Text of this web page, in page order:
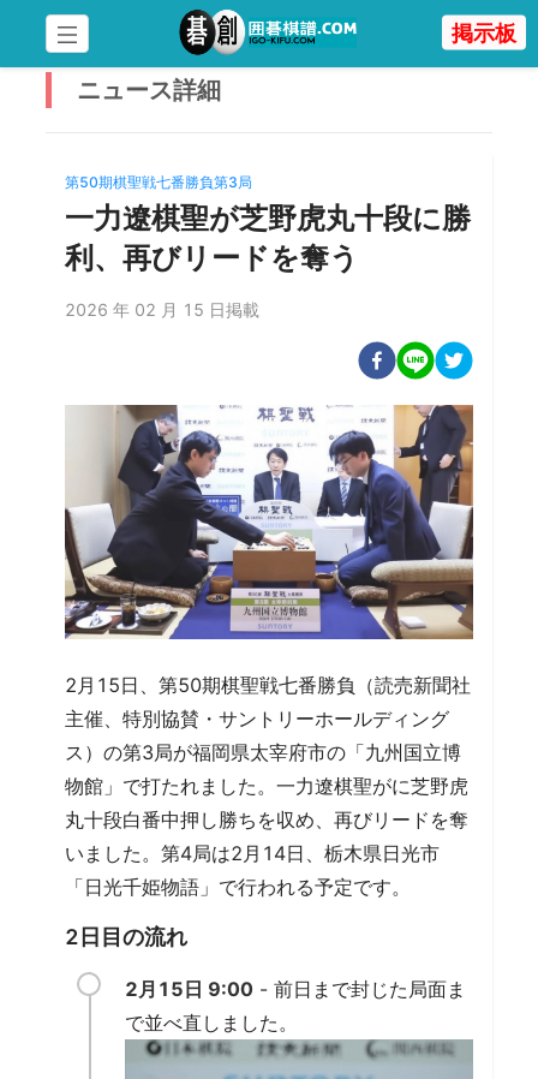
掲示板
ニュース詳細
第50期棋聖戦七番勝負第3局
一力遼棋聖が芝野虎丸十段に勝
利、再びリードを奪う
2026 年 02 月 15 日掲載
2月15日、第50期棋聖戦七番勝負（読売新聞社
主催、特別協賛・サントリーホールディング
ス）の第3局が福岡県太宰府市の「九州国立博
物館」で打たれました。一力遼棋聖がに芝野虎
丸十段白番中押し勝ちを収め、再びリードを奪
いました。第4局は2月14日、栃木県日光市
「日光千姫物語」で行われる予定です。
2日目の流れ
2月15日 9:00 - 前日まで封じた局面ま
で並べ直しました。